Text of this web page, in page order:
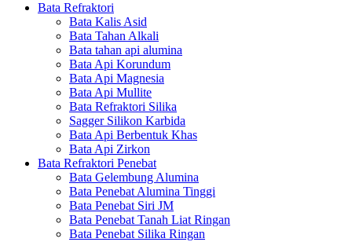
Bata Refraktori
Bata Kalis Asid
Bata Tahan Alkali
Bata tahan api alumina
Bata Api Korundum
Bata Api Magnesia
Bata Api Mullite
Bata Refraktori Silika
Sagger Silikon Karbida
Bata Api Berbentuk Khas
Bata Api Zirkon
Bata Refraktori Penebat
Bata Gelembung Alumina
Bata Penebat Alumina Tinggi
Bata Penebat Siri JM
Bata Penebat Tanah Liat Ringan
Bata Penebat Silika Ringan